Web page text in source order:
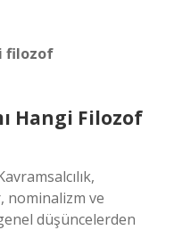
filozof
Hangi Filozof
nominalizm ve
düşüncelerden